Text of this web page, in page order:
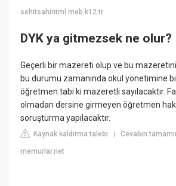
sehitsahintml.meb.k12.tr
DYK ya gitmezsek ne olur?
Geçerli bir mazereti olup ve bu
bu durumu zamanında okul yönetimine
öğretmen tabi ki mazeretli sayılacaktır.
olmadan dersine girmeyen öğretmen
soruşturma yapılacaktır.
Kaynak kaldırma talebi |Cevabın
memurlar.net